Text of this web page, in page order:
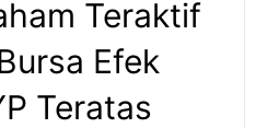
Teraktif
Efek
Teratas